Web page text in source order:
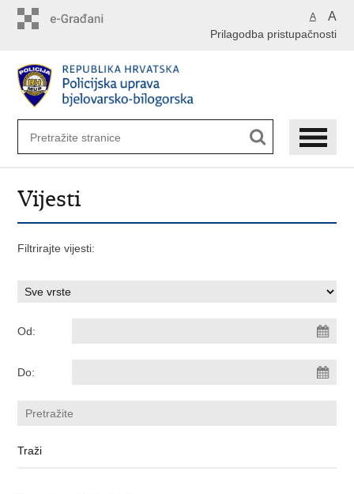
A A
Prilagodba pristupačnosti
Vijesti
Filtrirajte vijesti:
Od:
Do: